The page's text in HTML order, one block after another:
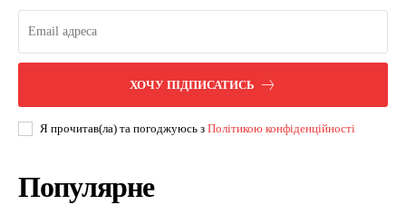
ХОЧУ ПІДПИСАТИСЬ
Я прочитав(ла) та погоджуюсь з Політикою конфіденційності
Популярне